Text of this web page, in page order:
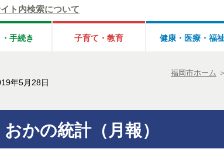
ト内検索について
手続き 子育て・教育 健康・医療・ 福
福岡市ホーム ＞
年5月28日
かの統計（月報）